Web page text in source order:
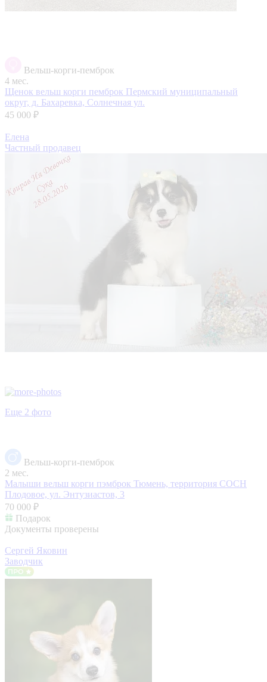
Вельш-корги-пемброк
4 мес.
Щенок вельш корги пемброк Пермский муниципальный
округ, д. Бахаревка, Солнечная ул.
45 000 ₽
Елена
Частный продавец
Еще 2 фото
Вельш-корги-пемброк
2 мес.
Малыши вельш корги пэмброк Тюмень, территория СОСН
Плодовое, ул. Энтузиастов, 3
70 000 ₽
Подарок
Документы проверены
Сергей Яковин
Заводчик